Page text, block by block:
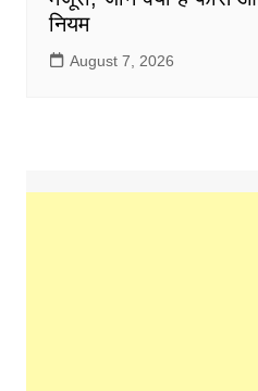
नियम
August 7, 2026